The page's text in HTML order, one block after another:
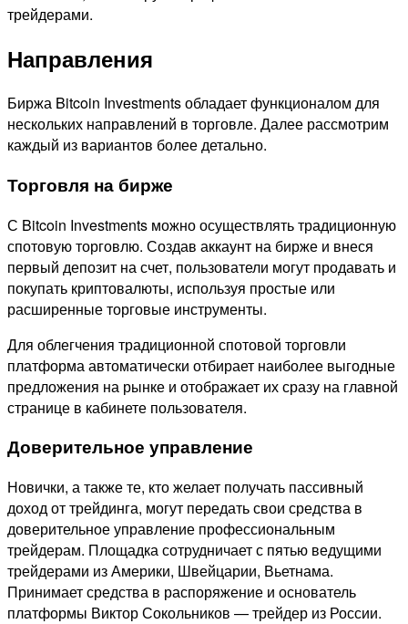
трейдерами.
Направления
Биржа Bitcoin Investments обладает функционалом для
нескольких направлений в торговле. Далее рассмотрим
каждый из вариантов более детально.
Торговля на бирже
С Bitcoin Investments можно осуществлять традиционную
спотовую торговлю. Создав аккаунт на бирже и внеся
первый депозит на счет, пользователи могут продавать и
покупать криптовалюты, используя простые или
расширенные торговые инструменты.
Для облегчения традиционной спотовой торговли
платформа автоматически отбирает наиболее выгодные
предложения на рынке и отображает их сразу на главной
странице в кабинете пользователя.
Доверительное управление
Новички, а также те, кто желает получать пассивный
доход от трейдинга, могут передать свои средства в
доверительное управление профессиональным
трейдерам. Площадка сотрудничает с пятью ведущими
трейдерами из Америки, Швейцарии, Вьетнама.
Принимает средства в распоряжение и основатель
платформы Виктор Сокольников — трейдер из России.